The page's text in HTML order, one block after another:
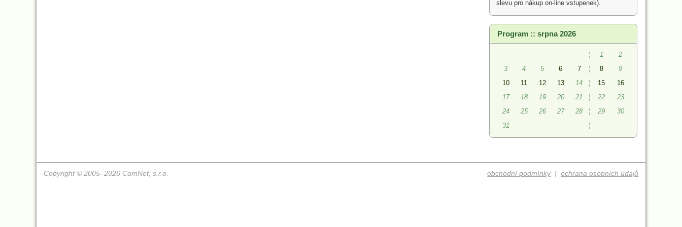
slevu pro nákup on-line vstupenek).
Program :: srpna 2026
¦ 1
2
3
4 5 6 7 ¦ 8
9
10
11 12 13 14 ¦ 15
16
17
18 19 20 21 ¦ 22
23
24
25 26 27 28 ¦ 29
30
31
¦
obchodní podmínky|ochrana osobních údajů
Copyright © 2005–2026 ComNet, s.r.o.